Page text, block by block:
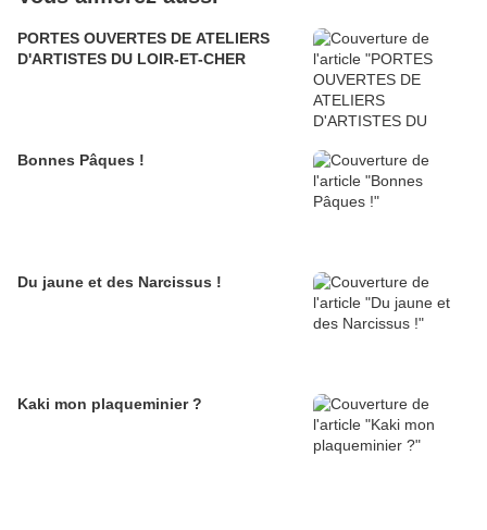
PORTES OUVERTES DE ATELIERS
D'ARTISTES DU LOIR-ET-CHER
Bonnes Pâques !
Du jaune et des Narcissus !
Kaki mon plaqueminier ?